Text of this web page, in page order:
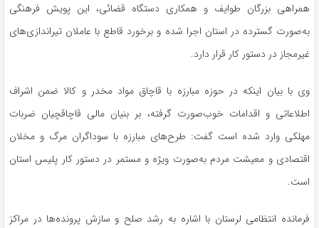
همراهی بزرگان طوایف و همکاری دستگاه قضائی، این پویش فرهنگی
به‌صورت گسترده در استان اجرا شده و برخورد قاطع با عاملان تیراندازی‌های
غیرمجاز در دستور کار قرار دارد.
وی با بیان اینکه در حوزه مبارزه با قاچاق مواد مخدر و کالا ضمن اشراف
اطلاعاتی و اقدامات خوب‌صورت گرفته، بر بنیان مالی قاچاقچیان ضربات
مهلکی وارد شده است گفت: طرح‌های مبارزه با سوداگران مرگ و مخلان
اقتصادی و معیشت مردم به‌صورت ویژه و مستمر در دستور کار پلیس استان
است.
فرمانده انتظامی لرستان با اشاره به رشد صلح و سازش پرونده‌ها در مراکز